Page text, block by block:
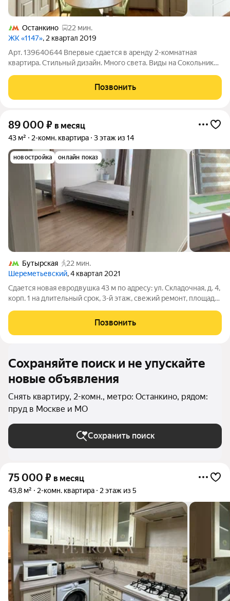
Останкино
22 мин.
ЖК «1147», 2 квартал 2019
Арт. 139640644 Впервые сдается в аренду 2-комнатная
квартира. Стильный дизайн. Много света. Виды на Сокольники.
Бойлер. В спальне очень удобный диван с ортопедическим
матрасом. Оперативные показы!
Позвонить
89 000 ₽ в месяц
43 м² 2-комн. квартира 3 этаж из 14
новостройка онлайн показ
Бутырская
22 мин.
Шереметьевский, 4 квартал 2021
Сдается новая евродвушка 43 м по адресу: ул. Складочная, д. 4,
корп. 1 на длительный срок, 3-й этаж, свежий ремонт, площадь
гостиная (16,2м2), спальня (16м2), с/у раздельный. Сдается с
мебелью
Позвонить
Сохраняйте поиск и не упускайте
новые объявления
Снять квартиру, 2-комн., метро: Останкино, рядом:
пруд в Москве и МО
Сохранить поиск
75 000 ₽ в месяц
43,8 м² 2-комн. квартира 2 этаж из 5